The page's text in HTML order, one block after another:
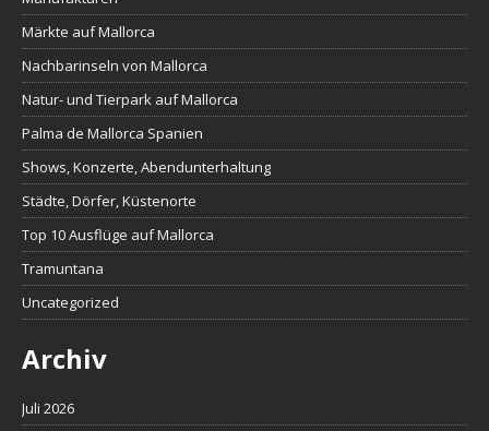
Märkte auf Mallorca
Nachbarinseln von Mallorca
Natur- und Tierpark auf Mallorca
Palma de Mallorca Spanien
Shows, Konzerte, Abendunterhaltung
Städte, Dörfer, Küstenorte
Top 10 Ausflüge auf Mallorca
Tramuntana
Uncategorized
Archiv
Juli 2026